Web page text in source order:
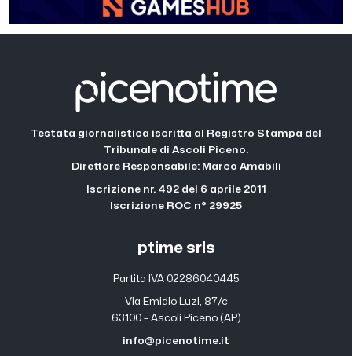
Testata giornalistica iscritta al Registro Stampa del
Tribunale di Ascoli Piceno.
Direttore Responsabile: Marco Amabili
Iscrizione nr. 492 del 6 aprile 2011
Iscrizione ROC n° 29925
ptime srls
Partita IVA 02286040445
Via Emidio Luzi, 87/c
63100 – Ascoli Piceno (AP)
info@picenotime.it